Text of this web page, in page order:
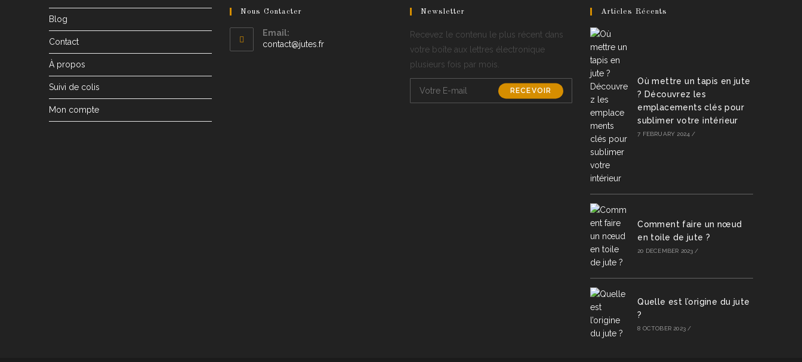
Blog
Contact
À propos
Suivi de colis
Mon compte
Nous Contacter
Email:
contact@jutes.frOpens
Newsletter
Recevez le contenu le plus récent dans
votre boîte aux lettres électronique
plusieurs fois par mois.
RECEVOIR
Articles Récents
Où mettre un tapis en jute
? Découvrez les
emplacements clés pour
sublimer votre intérieur
7 FEBRUARY 2024 /
Comment faire un nœud
en toile de jute ?
20 DECEMBER 2023 /
Quelle est l’origine du jute
?
8 OCTOBER 2023 /